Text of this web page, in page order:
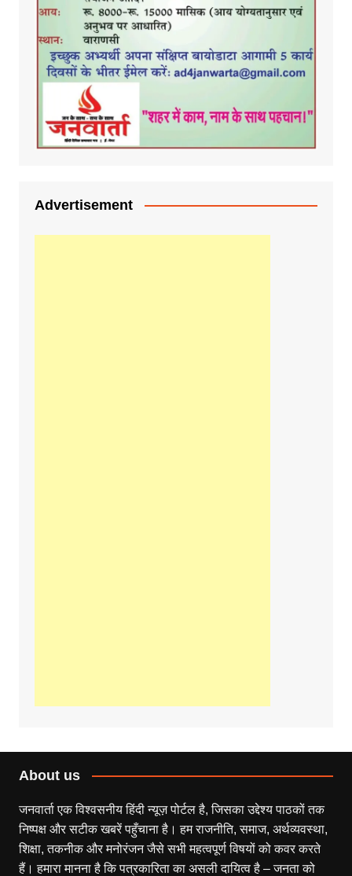
Advertisement
About us
जनवार्ता एक विश्वसनीय हिंदी न्यूज़ पोर्टल है, जिसका उद्देश्य पाठकों तक
निष्पक्ष और सटीक खबरें पहुँचाना है। हम राजनीति, समाज, अर्थव्यवस्था,
शिक्षा, तकनीक और मनोरंजन जैसे सभी महत्वपूर्ण विषयों को कवर करते
हैं। हमारा मानना है कि पत्रकारिता का असली दायित्व है – जनता को